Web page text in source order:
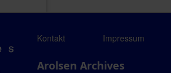
Kontakt Impressum
Arolsen Archives